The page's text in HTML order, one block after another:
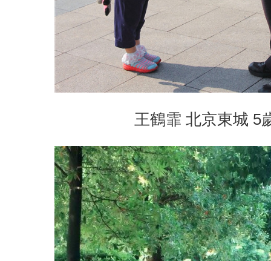
王鶴霏 北京東城 5